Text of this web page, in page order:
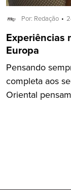
Por: Redação
Experiências
Europa
Pensando
completa aos
Oriental